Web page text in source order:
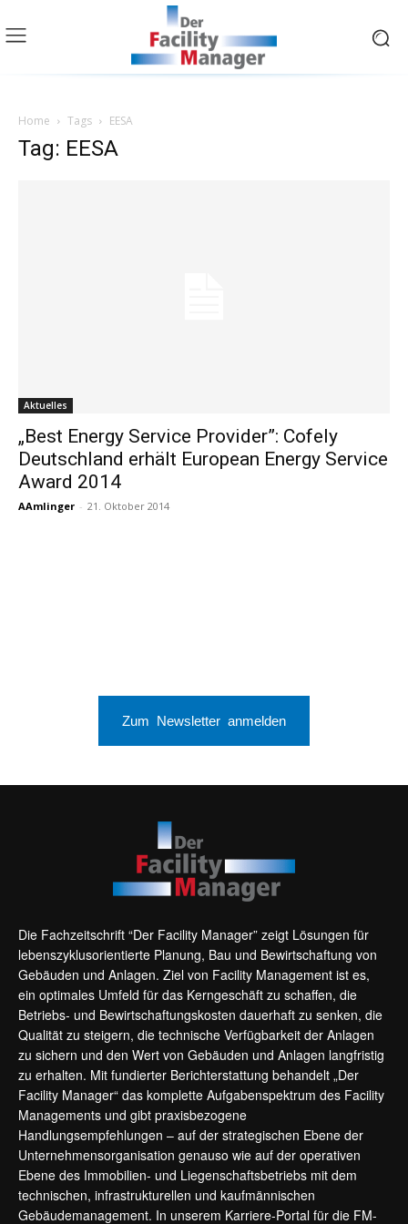
Home Tags EESA
Tag: EESA
Aktuelles
„Best Energy Service Provider”: Cofely
Deutschland erhält European Energy Service
Award 2014
AAmlinger - 21. Oktober 2014
Zum Newsletter anmelden
Die Fachzeitschrift “Der Facility Manager” zeigt Lösungen für
lebenszyklusorientierte Planung, Bau und Bewirtschaftung von
Gebäuden und Anlagen. Ziel von Facility Management ist es,
ein optimales Umfeld für das Kerngeschäft zu schaffen, die
Betriebs- und Bewirtschaftungskosten dauerhaft zu senken, die
Qualität zu steigern, die technische Verfügbarkeit der Anlagen
zu sichern und den Wert von Gebäuden und Anlagen langfristig
zu erhalten. Mit fundierter Berichterstattung behandelt „Der
Facility Manager“ das komplette Aufgabenspektrum des Facility
Managements und gibt praxisbezogene
Handlungsempfehlungen – auf der strategischen Ebene der
Unternehmensorganisation genauso wie auf der operativen
Ebene des Immobilien- und Liegenschaftsbetriebs mit dem
technischen, infrastrukturellen und kaufmännischen
Gebäudemanagement. In unserem Karriere-Portal für die FM-